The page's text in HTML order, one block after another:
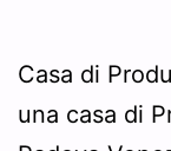
Casa di
una casa di